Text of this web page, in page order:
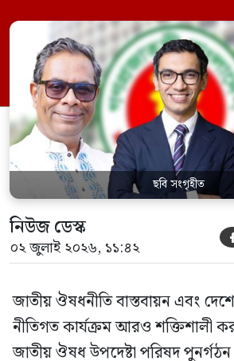
কল্যাণমন্ত্রী এবং সদস্য সচিব
পরিবার কল্যাণ মন্ত্রণালয়ের
স্বাস্থ্য প্রতিমন্ত্রী, বাংলাদেশ
কর্তৃপক্ষ (বিডা)-এর নির্বাহী
জাতীয় […]
ছবি সংগৃহীত
নিউজ ডেস্ক
০২ জুলাই ২০২৬, ১১:৪২
জাতীয় ঔষধনীতি বাস্তবায়ন এবং
নীতিগত কার্যক্রম আরও শক্তিশালী
জাতীয় ঔষধ উপদেষ্টা পরিষদ